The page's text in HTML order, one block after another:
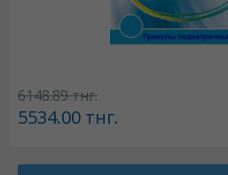
6148.89тнг.
5534.00 тнг.